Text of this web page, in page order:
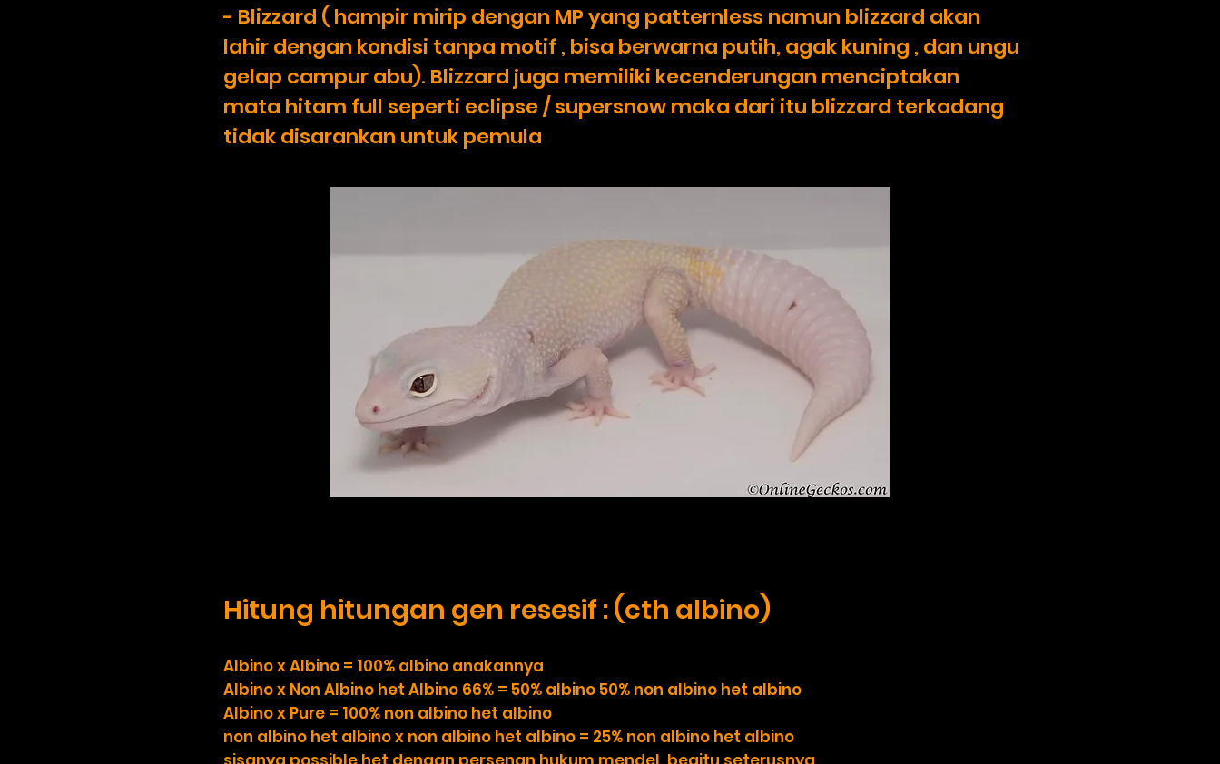
- Blizzard ( hampir mirip dengan MP yang patternless namun blizzard akan
lahir dengan kondisi tanpa motif , bisa berwarna putih, agak kuning , dan ungu
gelap campur abu). Blizzard juga memiliki kecenderungan menciptakan
mata hitam full seperti eclipse / supersnow maka dari itu blizzard terkadang
tidak disarankan untuk pemula
Hitung hitungan gen resesif : (cth albino)
Albino x Albino = 100% albino anakannya
Albino x Non Albino het Albino 66% = 50% albino 50% non albino het albino
Albino x Pure = 100% non albino het albino
non albino het albino x non albino het albino = 25% non albino het albino